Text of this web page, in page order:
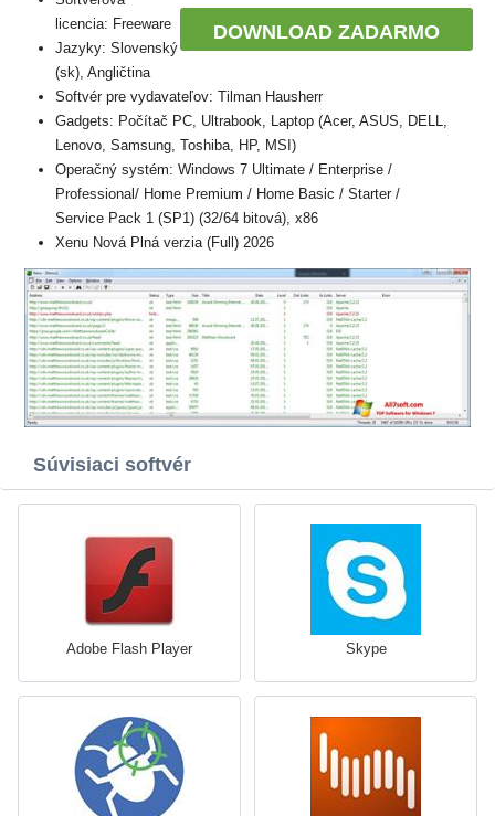
DOWNLOAD ZADARMO
licencia: Freeware
Jazyky: Slovenský
(sk), Angličtina
Softvér pre vydavateľov: Tilman Hausherr
Gadgets: Počítač PC, Ultrabook, Laptop (Acer, ASUS, DELL,
Lenovo, Samsung, Toshiba, HP, MSI)
Operačný systém: Windows 7 Ultimate / Enterprise /
Professional/ Home Premium / Home Basic / Starter /
Service Pack 1 (SP1) (32/64 bitová), x86
Xenu Nová Plná verzia (Full) 2026
Súvisiaci softvér
Adobe Flash Player Skype